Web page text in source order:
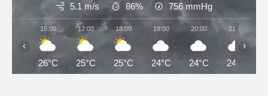
5.1 m/s 86% 756 mmHg
16:00
26°C
17:00
25°C
18:00
25°C
19:00
24°C
20:00
24°C
21:00
24°C
‹ ›